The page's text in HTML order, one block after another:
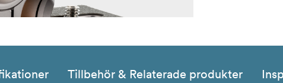
Tillbehör & Relaterade produkter